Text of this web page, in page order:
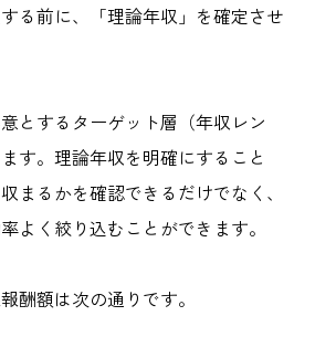
る前に、「理論年収」を確定させ
とするターゲット層（年収レン
す。理論年収を明確にすること
まるかを確認できるだけでなく、
よく絞り込むことができます。
酬額は次の通りです。